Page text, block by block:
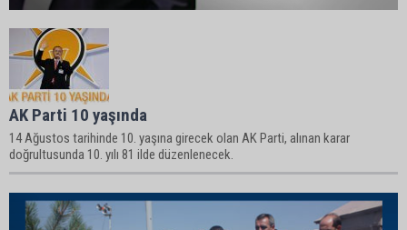
AK Parti 10 yaşında
14 Ağustos tarihinde 10. yaşına girecek olan AK Parti, alınan karar
doğrultusunda 10. yılı 81 ilde düzenlenecek.